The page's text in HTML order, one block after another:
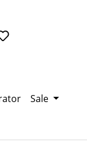
enthält 0
Sale